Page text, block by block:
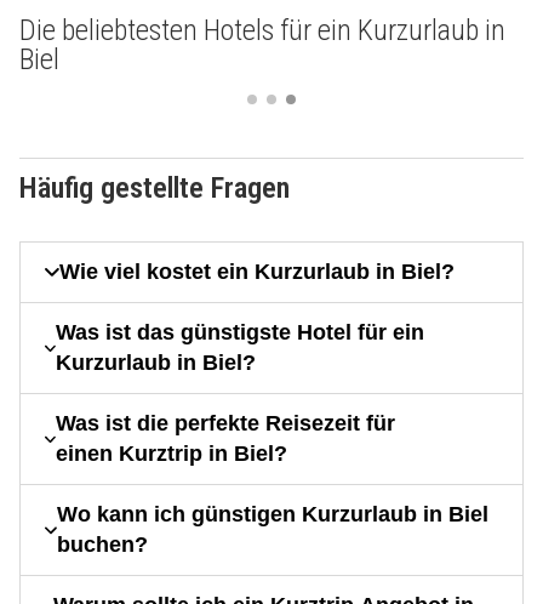
Die beliebtesten Hotels für ein Kurzurlaub in
Biel
Häufig gestellte Fragen
Wie viel kostet ein Kurzurlaub in Biel?
Was ist das günstigste Hotel für ein
Kurzurlaub in Biel?
Was ist die perfekte Reisezeit für
einen Kurztrip in Biel?
Wo kann ich günstigen Kurzurlaub in Biel
buchen?